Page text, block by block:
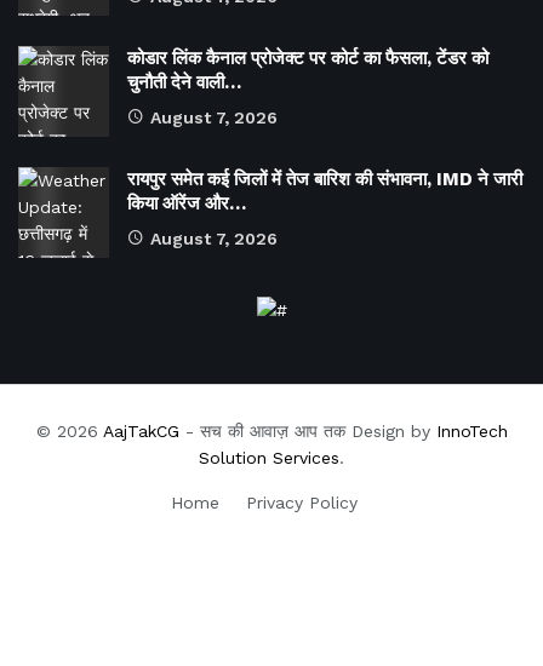
कोडार लिंक कैनाल प्रोजेक्ट पर कोर्ट का फैसला, टेंडर को
चुनौती देने वाली…
August 7, 2026
रायपुर समेत कई जिलों में तेज बारिश की संभावना, IMD ने जारी
किया ऑरेंज और…
August 7, 2026
© 2026 AajTakCG - सच की आवाज़ आप तक Design by InnoTech
Solution Services.
Home Privacy Policy